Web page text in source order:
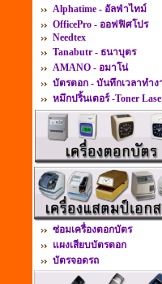
Alphatime - อัลฟ่าไทม์
OfficePro - ออฟฟิศโปร
Needtex
Tanabutr - ธนาบุตร
AMANO - อมาโน่
บัตรตอก - บันทึกเวลาทำง
หมึกปริ้นเตอร์ -Toner
ซ่อมเครื่องตอกบัตร
แผงเสียบบัตรตอก
บัตรจอดรถ